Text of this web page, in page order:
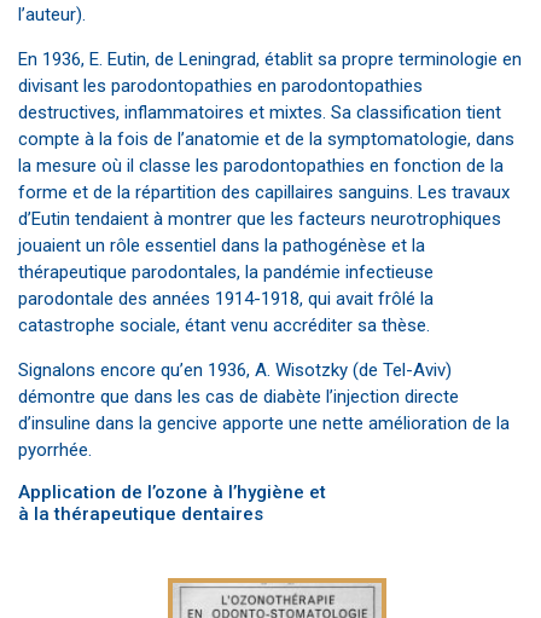
l’auteur).
En 1936, E. Eutin, de Leningrad, établit sa propre terminologie en
divisant les parodontopathies en parodontopathies
destructives, inflammatoires et mixtes. Sa classification tient
compte à la fois de l’anatomie et de la symptomatologie, dans
la mesure où il classe les parodontopathies en fonction de la
forme et de la répartition des capillaires sanguins. Les travaux
d’Eutin tendaient à montrer que les facteurs neurotrophiques
jouaient un rôle essentiel dans la pathogénèse et la
thérapeutique parodontales, la pandémie infectieuse
parodontale des années 1914-1918, qui avait frôlé la
catastrophe sociale, étant venu accréditer sa thèse.
Signalons encore qu’en 1936, A. Wisotzky (de Tel-Aviv)
démontre que dans les cas de diabète l’injection directe
d’insuline dans la gencive apporte une nette amélioration de la
pyorrhée.
Application de l’ozone à l’hygiène et
à la thérapeutique dentaires